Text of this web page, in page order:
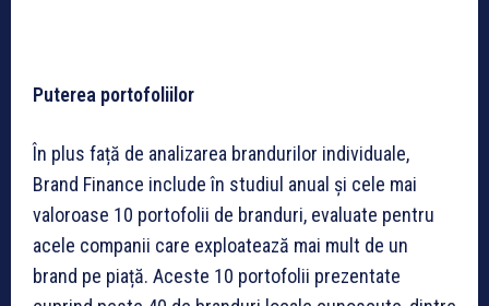
Puterea portofoliilor
În plus față de analizarea brandurilor individuale,
Brand Finance include în studiul anual și cele mai
valoroase 10 portofolii de branduri, evaluate pentru
acele companii care exploatează mai mult de un
brand pe piață. Aceste 10 portofolii prezentate